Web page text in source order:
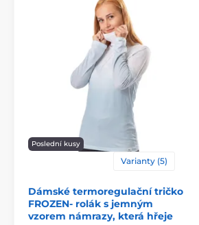
Poslední kusy
Varianty (5)
Dámské termoregulační tričko
FROZEN- rolák s jemným
vzorem námrazy, která hřeje